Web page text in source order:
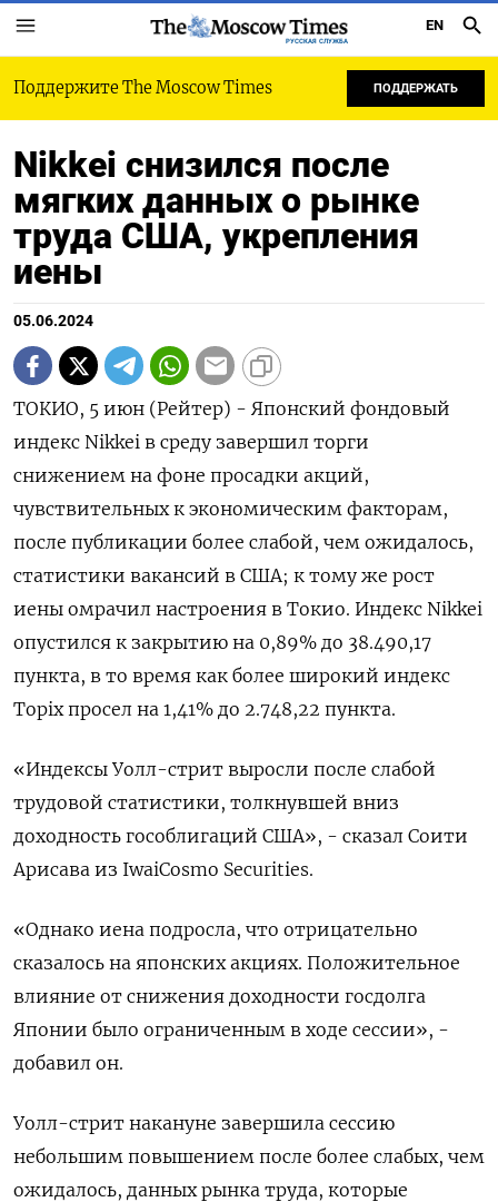
РУССКАЯ СЛУЖБА
EN
Поддержите The Moscow Times ПОДДЕРЖАТЬ
Nikkei снизился после
мягких данных о рынке
труда США, укрепления
иены
05.06.2024
ТОКИО, 5 июн (Рейтер) - Японский фондовый
индекс Nikkei в среду завершил торги
снижением на фоне просадки акций,
чувствительных к экономическим факторам,
после публикации более слабой, чем ожидалось,
статистики вакансий в США; к тому же рост
иены омрачил настроения в Токио. Индекс Nikkei
опустился к закрытию на 0,89% до 38.490,17
пункта, в то время как более широкий индекс
Topix просел на 1,41% до 2.748,22 пункта.
«Индексы Уолл-стрит выросли после слабой
трудовой статистики, толкнувшей вниз
доходность гособлигаций США», - сказал Соити
Арисава из IwaiCosmo Securities.
«Однако иена подросла, что отрицательно
сказалось на японских акциях. Положительное
влияние от снижения доходности госдолга
Японии было ограниченным в ходе сессии», -
добавил он.
Уолл-стрит накануне завершила сессию
небольшим повышением после более слабых, чем
ожидалось, данных рынка труда, которые